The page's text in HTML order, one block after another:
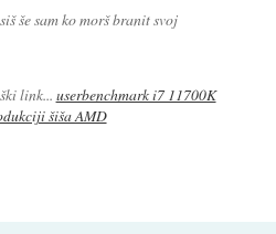
še sam ko morš branit svoj
link... userbenchmark i7 11700K
šiša AMD